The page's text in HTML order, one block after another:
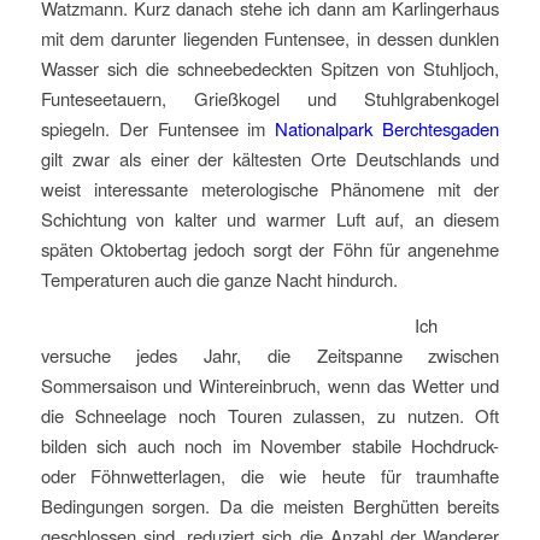
Watzmann. Kurz danach stehe ich dann am Karlingerhaus
mit dem darunter liegenden Funtensee, in dessen dunklen
Wasser sich die schneebedeckten Spitzen von Stuhljoch,
Funteseetauern, Grießkogel und Stuhlgrabenkogel
spiegeln. Der Funtensee im Nationalpark Berchtesgaden
gilt zwar als einer der kältesten Orte Deutschlands und
weist interessante meterologische Phänomene mit der
Schichtung von kalter und warmer Luft auf, an diesem
späten Oktobertag jedoch sorgt der Föhn für angenehme
Temperaturen auch die ganze Nacht hindurch.
Ich
versuche jedes Jahr, die Zeitspanne zwischen
Sommersaison und Wintereinbruch, wenn das Wetter und
die Schneelage noch Touren zulassen, zu nutzen. Oft
bilden sich auch noch im November stabile Hochdruck-
oder Föhnwetterlagen, die wie heute für traumhafte
Bedingungen sorgen. Da die meisten Berghütten bereits